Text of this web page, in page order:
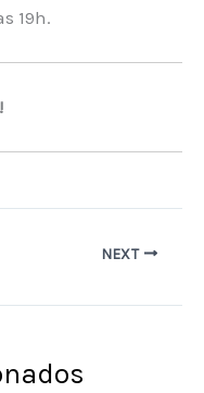
19h.
NEXT